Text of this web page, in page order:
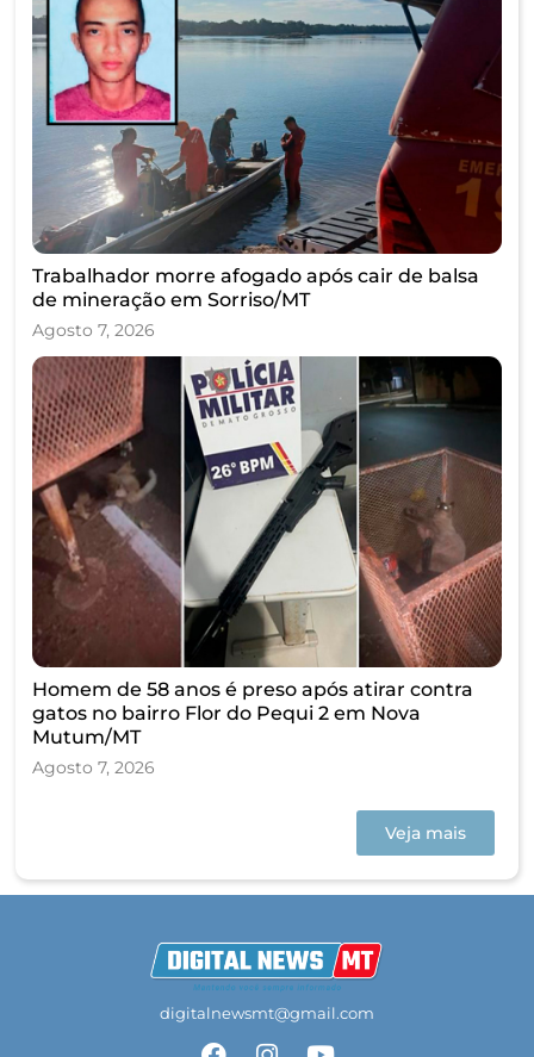
Trabalhador morre afogado após cair de balsa
de mineração em Sorriso/MT
Agosto 7, 2026
Homem de 58 anos é preso após atirar contra
gatos no bairro Flor do Pequi 2 em Nova
Mutum/MT
Agosto 7, 2026
Veja mais
digitalnewsmt@gmail.com